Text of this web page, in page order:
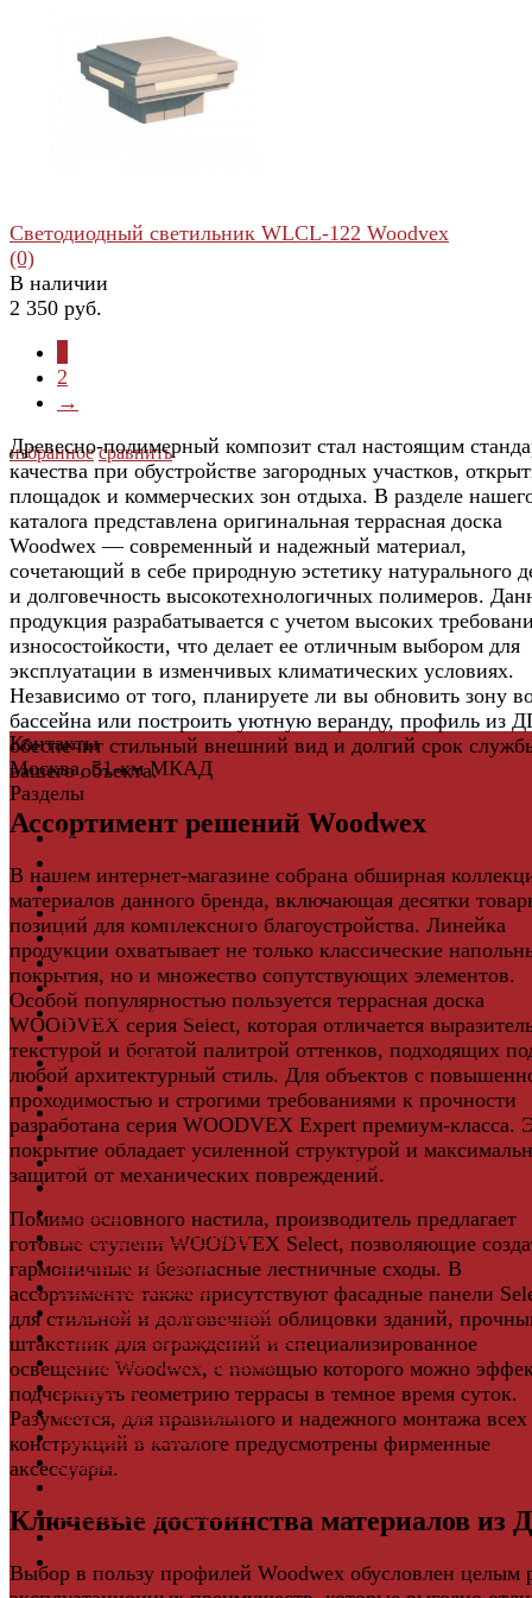
сравнить
избранное сравнить
Светодиодный светильник WLCL-122 Woodvex
(0)
В наличии
2 350 руб.
2
→
Древесно-полимерный композит стал настоящим
качества при обустройстве загородных участков,
площадок и коммерческих зон отдыха. В разделе
каталога представлена оригинальная террасная доска
Woodwex — современный и надежный материал,
сочетающий в себе природную эстетику натурального
и долговечность высокотехнологичных полимеров.
продукция разрабатывается с учетом высоких
износостойкости, что делает ее отличным выбором для
эксплуатации в изменчивых климатических условиях.
Независимо от того, планируете ли вы обновить зону
бассейна или построить уютную веранду, профиль из
обеспечит стильный внешний вид и долгий срок
вашего объекта.
Ассортимент решений Woodwex
В нашем интернет-магазине собрана обширная
материалов данного бренда, включающая десятки
позиций для комплексного благоустройства. Линейка
продукции охватывает не только классические
покрытия, но и множество сопутствующих элементов.
Особой популярностью пользуется террасная доска
WOODVEX серия Select, которая отличается
текстурой и богатой палитрой оттенков, подходящих
любой архитектурный стиль. Для объектов с
проходимостью и строгими требованиями к прочности
разработана серия WOODVEX Expert премиум-класса.
покрытие обладает усиленной структурой и
защитой от механических повреждений.
Помимо основного настила, производитель предлагает
готовые ступени WOODVEX Select, позволяющие
гармоничные и безопасные лестничные сходы. В
ассортименте также присутствуют фасадные панели
для стильной и долговечной облицовки зданий,
штакетник для ограждений и специализированное
освещение Woodwex, с помощью которого можно
подчеркнуть геометрию террасы в темное время суток.
Разумеется, для правильного и надежного монтажа всех
конструкций в каталоге предусмотрены фирменные
аксессуары.
Ключевые достоинства материалов из
Выбор в пользу профилей Woodwex обусловлен целым
Контакты
Москва, 51-км МКАД
Разделы
Керамическая плитка
Мебель и Интерьер
Мебельная фурнитура
Фасадные панели
Террасная доска ДПК
Виниловый сайдинг
Водосточная система
Ламинат
Грядки ДПК
Двери
Ковры
Комплектующие
Клей для паркета и массивной доски
Дверная фурнитура
Кровля
Регулируемые опоры
Ступени из ДПК
Фасадная плитка
Фасадные термопанели
Фиброцементный Сайдинг
Подложка для ламината
Плинтус
Подложка из пробки
Пробковый пол
Паркетная доска
Инженерная паркетная доска
Винты для ручек
Массивная доска